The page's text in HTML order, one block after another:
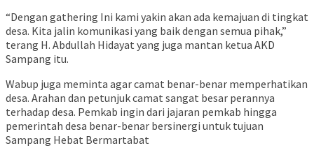
“Dengan gathering Ini kami yakin akan ada kemajuan di tingkat
desa. Kita jalin komunikasi yang baik dengan semua pihak,”
terang H. Abdullah Hidayat yang juga mantan ketua AKD
Sampang itu.
Wabup juga meminta agar camat benar-benar memperhatikan
desa. Arahan dan petunjuk camat sangat besar perannya
terhadap desa. Pemkab ingin dari jajaran pemkab hingga
pemerintah desa benar-benar bersinergi untuk tujuan
Sampang Hebat Bermartabat